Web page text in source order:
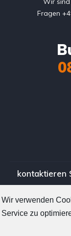
Wir verwenden
Service zu
Fragen
kontaktieren
AGB
Datenschutz